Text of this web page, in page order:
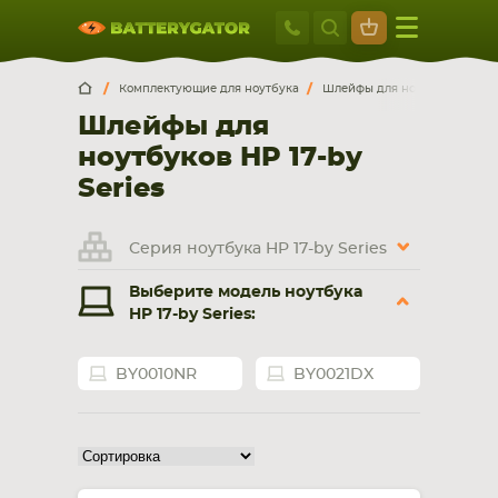
Москва
+7 495 414
Москва Санкт-Петербург
г. Москва, ул. Ткацкая, 5с3 (м. Семеновская)
5 мин. ходьбы от ст.м. “Семеновская”
+7 495 414 28 59
Пн-Вс:
9:00-21:00
смартфона, планшета
НОУТБУКА ПЛАНШЕТА
Комплектующие для ноутбука Шлейфы для ноутбуков
Шлейфы для
ноутбуков HP 17-by
Series
Серия ноутбука HP 17-by Series
Выберите модель ноутбука
HP 17-by Series:
BY0010NR BY0021DX